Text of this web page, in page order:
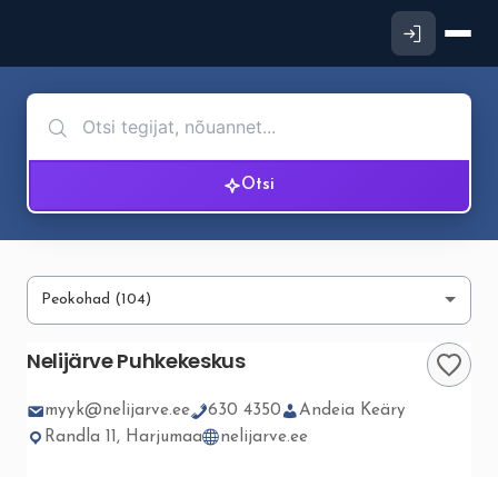
Otsi
Nelijärve Puhkekeskus
myyk@nelijarve.ee 630 4350
Andeia Keäry
Randla 11, Harjumaa
nelijarve.ee